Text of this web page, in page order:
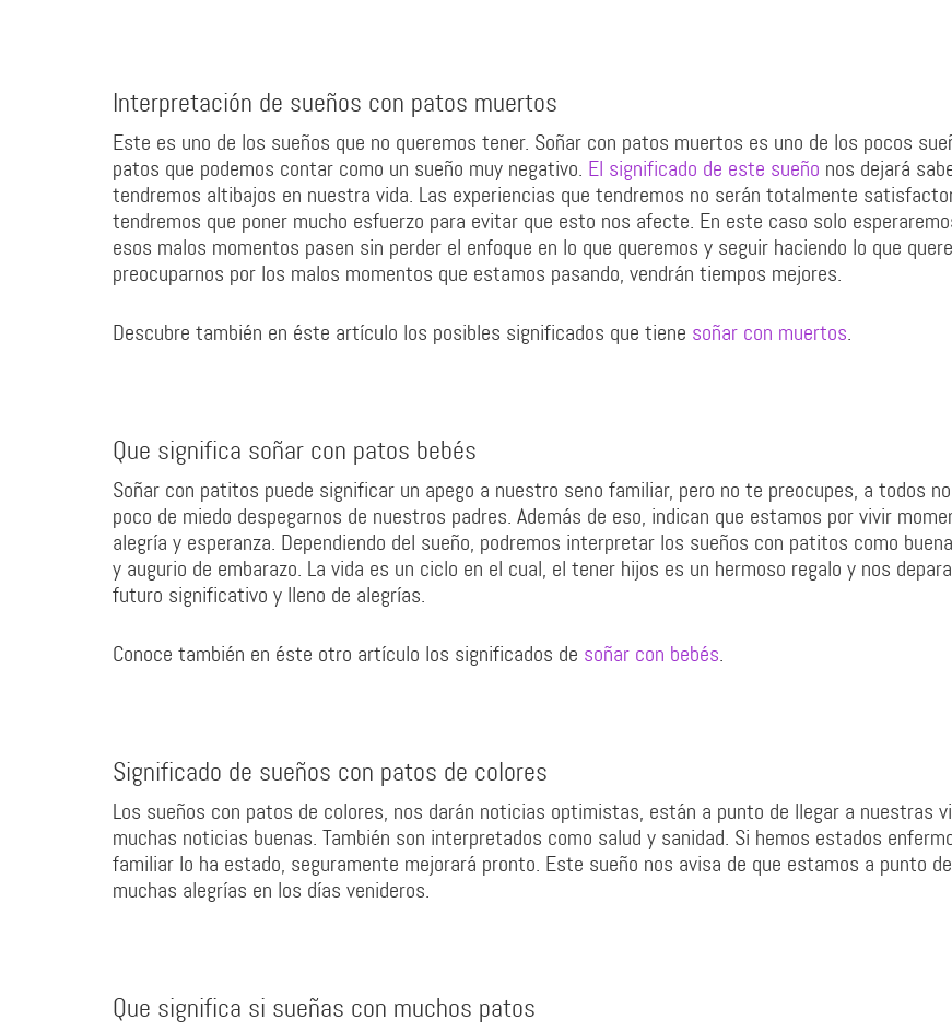
Interpretación de sueños con patos muertos
Este es uno de los sueños que no queremos tener. Soñar con patos muertos es uno de los pocos
patos que podemos contar como un sueño muy negativo. El significado de este sueño nos dejará
tendremos altibajos en nuestra vida. Las experiencias que tendremos no serán totalmente
tendremos que poner mucho esfuerzo para evitar que esto nos afecte. En este caso solo
esos malos momentos pasen sin perder el enfoque en lo que queremos y seguir haciendo lo que
preocuparnos por los malos momentos que estamos pasando, vendrán tiempos mejores.
Descubre también en éste artículo los posibles significados que tiene soñar con muertos.
Que significa soñar con patos bebés
Soñar con patitos puede significar un apego a nuestro seno familiar, pero no te preocupes, a todos
poco de miedo despegarnos de nuestros padres. Además de eso, indican que estamos por vivir
alegría y esperanza. Dependiendo del sueño, podremos interpretar los sueños con patitos como
y augurio de embarazo. La vida es un ciclo en el cual, el tener hijos es un hermoso regalo y nos
futuro significativo y lleno de alegrías.
Conoce también en éste otro artículo los significados de soñar con bebés.
Significado de sueños con patos de colores
Los sueños con patos de colores, nos darán noticias optimistas, están a punto de llegar a nuestras
muchas noticias buenas. También son interpretados como salud y sanidad. Si hemos estados
familiar lo ha estado, seguramente mejorará pronto. Este sueño nos avisa de que estamos a punto
muchas alegrías en los días venideros.
Que significa si sueñas con muchos patos